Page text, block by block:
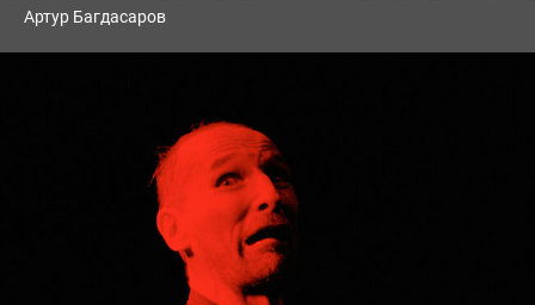
Артур Багдасаров